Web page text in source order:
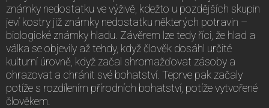
známky nedostatku ve výživě, kdežto u pozdějších skupin
jeví kostry již známky nedostatku některých potravin –
biologické známky hladu. Závěrem lze tedy říci, že hlad a
válka se objevily až tehdy, když člověk dosáhl určité
kulturní úrovně, když začal shromažďovat zásoby a
ohrazovat a chránit své bohatství. Teprve pak začaly
potíže s rozdílením přírodních bohatství, potíže vytvořené
člověkem.